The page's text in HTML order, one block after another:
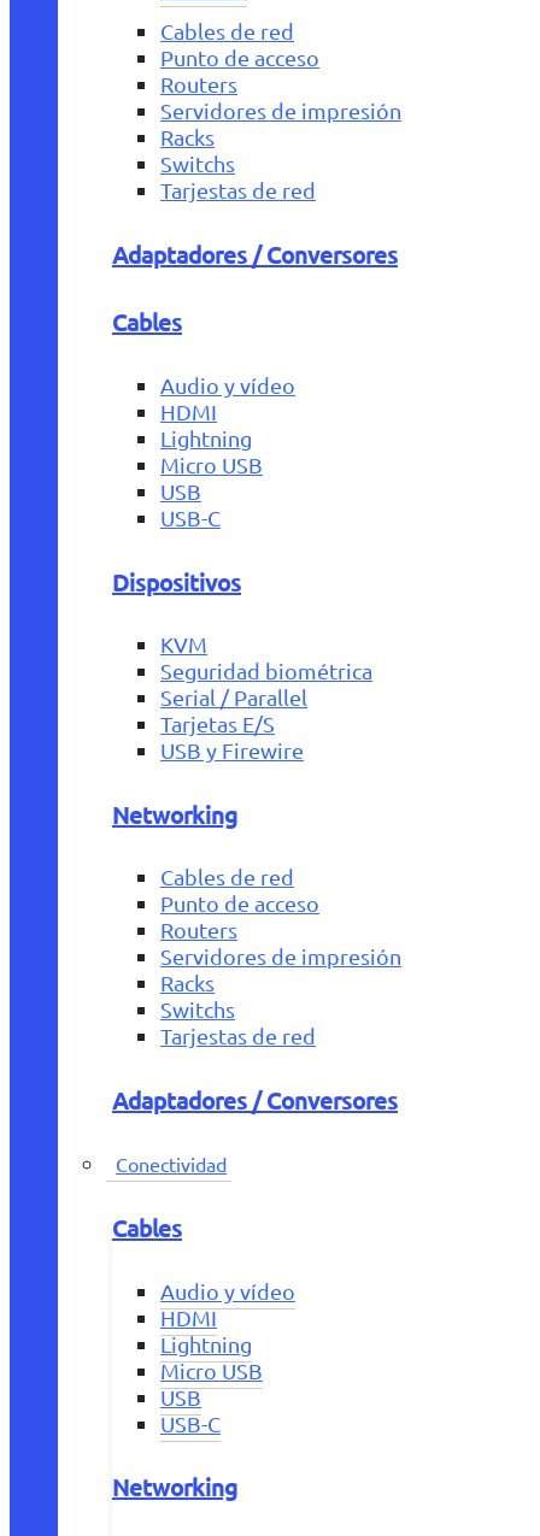
Cables de red
Punto de acceso
Routers
Servidores de impresión
Racks
Switchs
Tarjestas de red
Adaptadores / Conversores
Cables
Audio y vídeo
HDMI
Lightning
Micro USB
USB
USB-C
Dispositivos
KVM
Seguridad biométrica
Serial / Parallel
Tarjetas E/S
USB y Firewire
Networking
Cables de red
Punto de acceso
Routers
Servidores de impresión
Racks
Switchs
Tarjestas de red
Adaptadores / Conversores
Conectividad
Cables
Audio y vídeo
HDMI
Lightning
Micro USB
USB
USB-C
Networking